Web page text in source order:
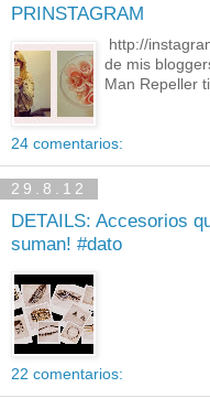
PRINSTAGRAM
http://
de mis
Man Repeller
24 comentarios:
29.8.12
DETAILS: Accesorios
suman! #dato
22 comentarios: